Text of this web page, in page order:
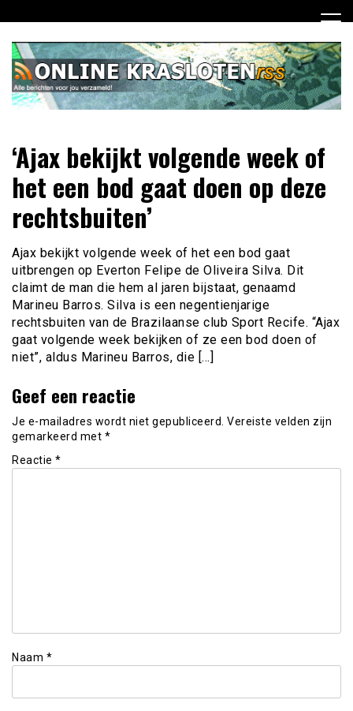
naar
inhoud
Online Krasloten RSS
jou verzameld
‘Ajax bekijkt volgende week of
het een bod gaat doen op deze
rechtsbuiten’
Ajax bekijkt volgende week of het een bod gaat
uitbrengen op Everton Felipe de Oliveira Silva. Dit
claimt de man die hem al jaren bijstaat, genaamd
Marineu Barros. Silva is een negentienjarige
rechtsbuiten van de Brazilaanse club Sport Recife. “Ajax
gaat volgende week bekijken of ze een bod doen of
niet”, aldus Marineu Barros, die […]
Geef een reactie
Je e-mailadres wordt niet gepubliceerd. Vereiste velden zijn
gemarkeerd met *
Reactie *
Naam *